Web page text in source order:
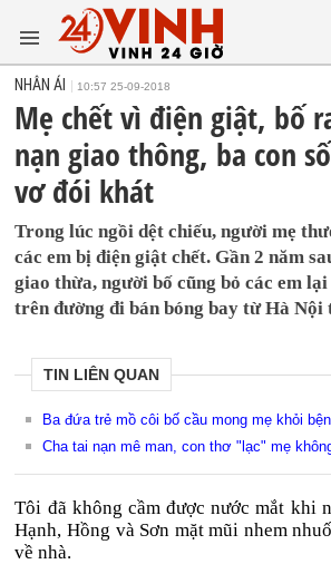
NHÂN ÁI 10:57 25-09-2018
Mẹ chết vì điện giật, bố
nạn giao thông, ba con
vơ đói khát
Trong lúc ngồi dệt chiếu, người mẹ
các em bị điện giật chết. Gần 2 năm
giao thừa, người bố cũng bỏ các em
trên đường đi bán bóng bay từ Hà Nội
TIN LIÊN QUAN
Ba đứa trẻ mồ côi bố cầu mong mẹ khỏi
Cha tai nạn mê man, con thơ "lạc" mẹ
Tôi đã không cầm được nước mắt khi
Hạnh, Hồng và Sơn mặt mũi nhem
về nhà.